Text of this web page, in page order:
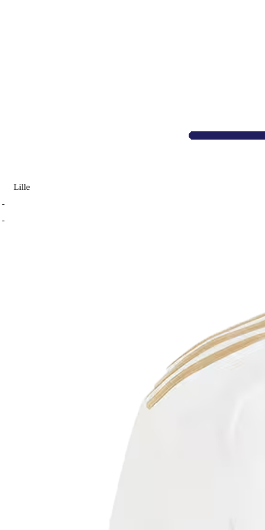
Lille
-
-